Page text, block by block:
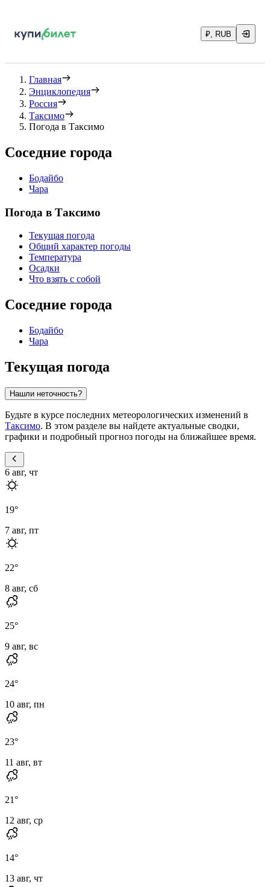
₽, RUB
Главная
Энциклопедия
Россия
Таксимо
Погода в Таксимо
Соседние города
Бодайбо
Чара
Погода в Таксимо
Текущая погода
Общий характер погоды
Температура
Осадки
Что взять с собой
Соседние города
Бодайбо
Чара
Текущая погода
Нашли неточность?
Будьте в курсе последних метеорологических изменений в
Таксимо. В этом разделе вы найдете актуальные сводки,
графики и подробный прогноз погоды на ближайшее время.
6 авг, чт
19°
7 авг, пт
22°
8 авг, сб
25°
9 авг, вс
24°
10 авг, пн
23°
11 авг, вт
21°
12 авг, ср
14°
13 авг, чт